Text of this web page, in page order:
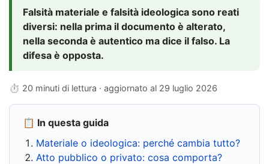
Falsità materiale e falsità ideologica sono reati
diversi: nella prima il documento è alterato,
nella seconda è autentico ma dice il falso. La
difesa è opposta.
⏱ 20 minuti di lettura · aggiornato al 29 luglio 2026
📋 In questa guida
Materiale o ideologica: perché cambia tutto?
Atto pubblico o privato: cosa comporta?